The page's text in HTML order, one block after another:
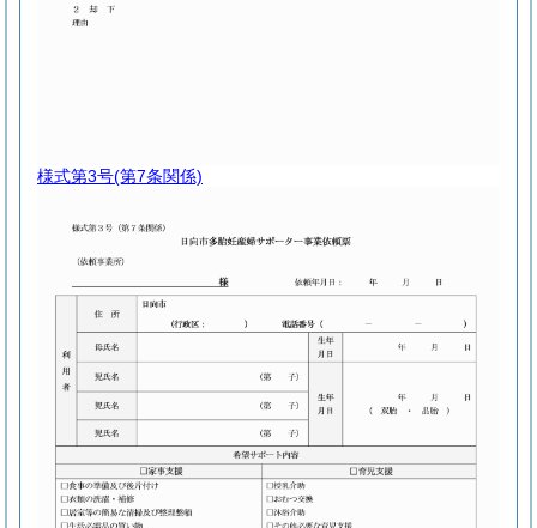
様式第3号(第7条関係)